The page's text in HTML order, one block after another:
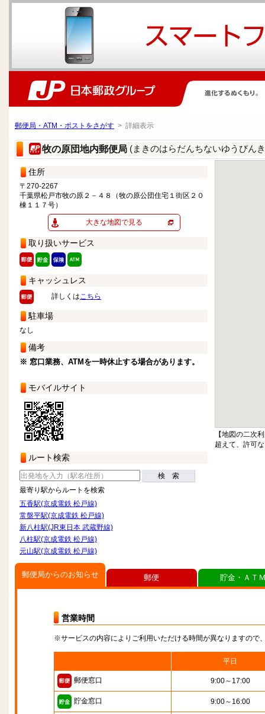
郵便局・ATM・ポストをさがす > 詳細表示
牧の原団地内郵便局 (まきのはらだんちないゆうびん
住所
〒270-2267
千葉県松戸市牧の原２－４８（牧の原公団住宅１街区２０
棟１１７号）
大きな地図で見る
取り扱いサービス
キャッシュレス
詳しくはこちら
駐車場
なし
備考
※ 窓口業務、ATMを一時休止する場合があります。
モバイルサイト
ルート検索
検 索
最寄り駅からルートを検索
五香駅(京成電鉄 松戸線)
常盤平駅(京成電鉄 松戸線)
新八柱駅(JR東日本 武蔵野線)
八柱駅(京成電鉄 松戸線)
元山駅(京成電鉄 松戸線)
【地図の二次
超えて、許可
郵便局からのお知らせ
営業時間
※サービスの内容によりご利用いただける時間が異なりますので
平日
郵便窓口 9:00～17:00
貯金窓口 9:00～16:00
郵便 貯金・ＡＴ